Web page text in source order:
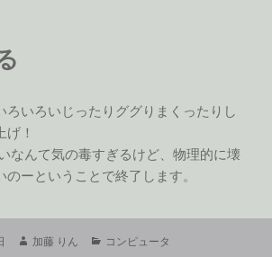
ろいろいじったりググりまくったりし
げ！
なんて気の毒すぎるけど、物理的に壊
のーということで終了します。
作
加藤 りん
カ
コンピュータ